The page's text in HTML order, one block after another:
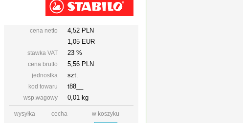
cena netto
4,52 PLN
1,05 EUR
stawka VAT 23 %
cena brutto 5,56 PLN
jednostka szt.
kod towaru t88__
wsp.wagowy 0,01 kg
wysyłka cecha w koszyku